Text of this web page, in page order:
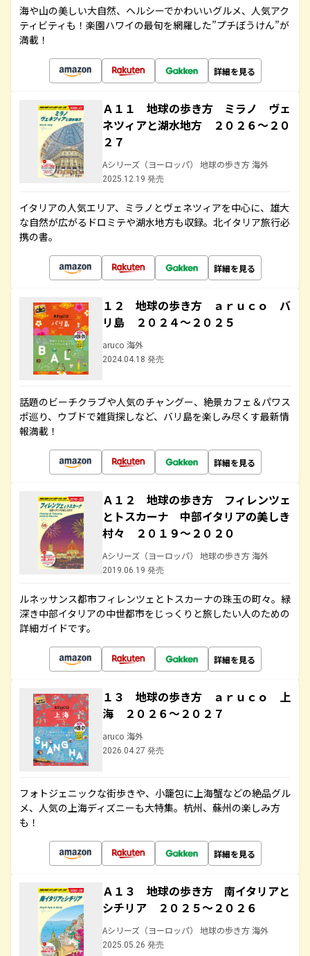
海や山の美しい大自然、ヘルシーでかわいいグルメ、人気アク
ティビティも！楽園ハワイの最旬を網羅した”プチぼうけん”が
満載！
詳細を見る
Ａ１１ 地球の歩き方 ミラノ ヴェ
ネツィアと湖水地方 ２０２６～２０
２７
Aシリーズ（ヨーロッパ） 地球の歩き方 海外
2025.12.19 発売
イタリアの人気エリア、ミラノとヴェネツィアを中心に、雄大
な自然が広がるドロミテや湖水地方も収録。北イタリア旅行必
携の書。
詳細を見る
１２ 地球の歩き方 ａｒｕｃｏ バ
リ島 ２０２４～２０２５
aruco 海外
2024.04.18 発売
話題のビーチクラブや人気のチャングー、絶景カフェ＆パワス
ポ巡り、ウブドで雑貨探しなど、バリ島を楽しみ尽くす最新情
報満載！
詳細を見る
Ａ１２ 地球の歩き方 フィレンツェ
とトスカーナ 中部イタリアの美しき
村々 ２０１９～２０２０
Aシリーズ（ヨーロッパ） 地球の歩き方 海外
2019.06.19 発売
ルネッサンス都市フィレンツェとトスカーナの珠玉の町々。緑
深き中部イタリアの中世都市をじっくりと旅したい人のための
詳細ガイドです。
詳細を見る
１３ 地球の歩き方 ａｒｕｃｏ 上
海 ２０２６～２０２７
aruco 海外
2026.04.27 発売
フォトジェニックな街歩きや、小籠包に上海蟹などの絶品グル
メ、人気の上海ディズニーも大特集。杭州、蘇州の楽しみ方
も！
詳細を見る
Ａ１３ 地球の歩き方 南イタリアと
シチリア ２０２５～２０２６
Aシリーズ（ヨーロッパ） 地球の歩き方 海外
2025.05.26 発売